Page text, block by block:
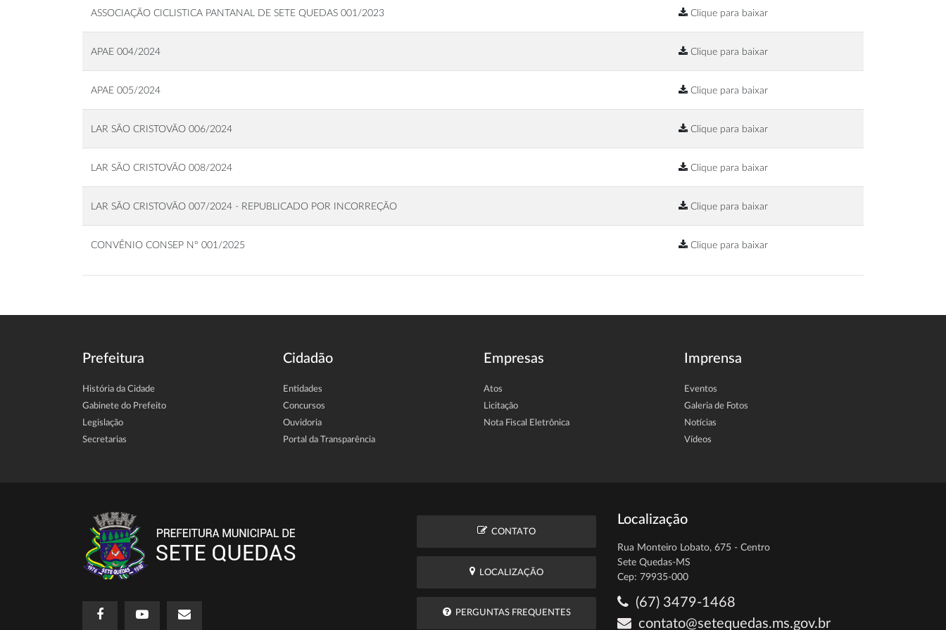
ASSOCIAÇÃO CICLISTICA PANTANAL DE SETE QUEDAS 001/2023 Clique para baixar
APAE 004/2024 Clique para baixar
APAE 005/2024 Clique para baixar
LAR SÃO CRISTOVÃO 006/2024 Clique para baixar
LAR SÃO CRISTOVÃO 008/2024 Clique para baixar
LAR SÃO CRISTOVÃO 007/2024 - REPUBLICADO POR INCORREÇÃO Clique para baixar
CONVÊNIO CONSEP N° 001/2025 Clique para baixar
Prefeitura
História da Cidade
Gabinete do Prefeito
Legislação
Secretarias
Cidadão
Entidades
Concursos
Ouvidoria
Portal da Transparência
Empresas
Atos
Licitação
Nota Fiscal Eletrônica
Imprensa
Eventos
Galeria de Fotos
Notícias
Vídeos
CONTATO
LOCALIZAÇÃO
PERGUNTAS FREQUENTES
Localização
Rua Monteiro Lobato, 675 - Centro
Sete Quedas-MS
Cep: 79935-000
(67) 3479-1468
contato@setequedas.ms.gov.br